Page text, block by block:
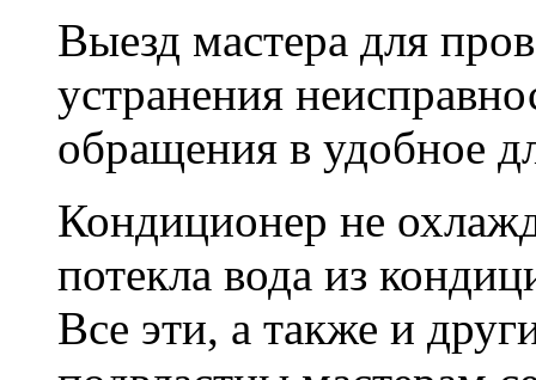
Выезд мастера для
устранения
обращения в удобное
Кондиционер не
потекла вода из
Все эти, а также и